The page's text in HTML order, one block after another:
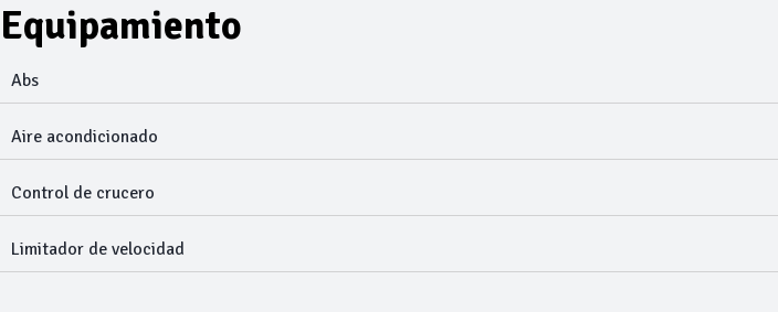
Equipamiento
Abs
Aire acondicionado
Control de crucero
Limitador de velocidad